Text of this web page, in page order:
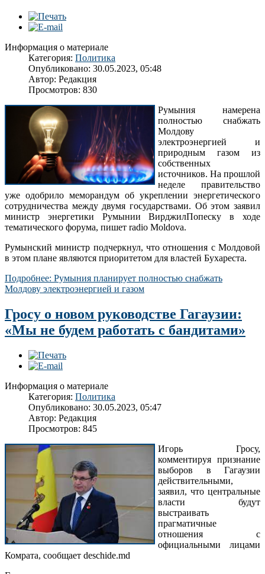
Информация о материале
Категория: Политика
Опубликовано: 30.05.2023, 05:48
Автор: Редакция
Просмотров: 830
Румыния намерена
полностью снабжать
Молдову
электроэнергией и
природным газом из
собственных
источников. На прошлой
неделе правительство
уже одобрило меморандум об укреплении энергетического
сотрудничества между двумя государствами. Об этом заявил
министр энергетики Румынии ВирджилПопеску в ходе
тематического форума, пишет radio Moldova.
Румынский министр подчеркнул, что отношения с Молдовой
в этом плане являются приоритетом для властей Бухареста.
Подробнее: Румыния планирует полностью снабжать
Молдову электроэнергией и газом
Гросу о новом руководстве Гагаузии:
«Мы не будем работать с бандитами»
Информация о материале
Категория: Политика
Опубликовано: 30.05.2023, 05:47
Автор: Редакция
Просмотров: 845
Игорь Гросу,
комментируя признание
выборов в Гагаузии
действительными,
заявил, что центральные
власти будут
выстраивать
прагматичные
отношения с
официальными лицами
Комрата, сообщает deschide.md